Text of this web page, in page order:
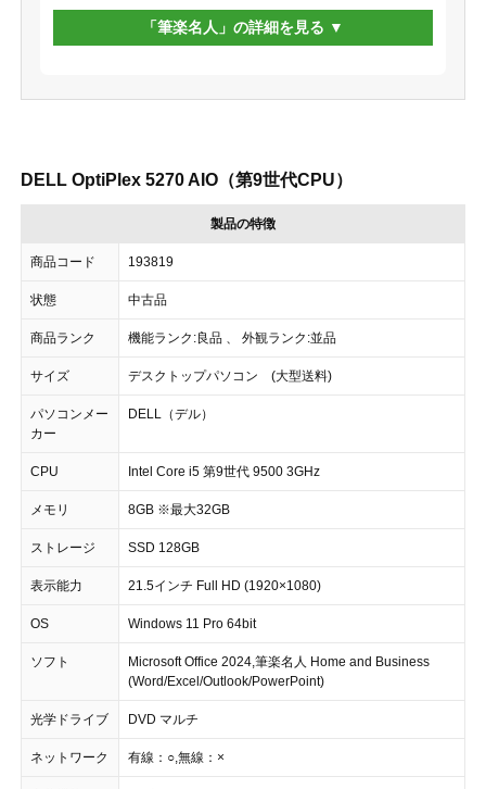
「筆楽名人」の詳細を見る
DELL OptiPlex 5270 AIO（第9世代CPU）
製品の特徴
商品コード 193819
状態 中古品
商品ランク 機能ランク:良品 、 外観ランク:並品
サイズ デスクトップパソコン (大型送料)
パソコンメー
カー
DELL（デル）
CPU Intel Core i5 第9世代 9500 3GHz
メモリ 8GB ※最大32GB
ストレージ SSD 128GB
表示能力 21.5インチ Full HD (1920×1080)
OS Windows 11 Pro 64bit
ソフト
Microsoft Office 2024,筆楽名人 Home and Business
(Word/Excel/Outlook/PowerPoint)
光学ドライブ DVD マルチ
ネットワーク 有線：○,無線：×